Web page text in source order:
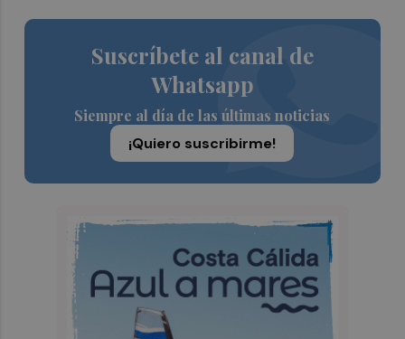
Suscríbete al canal de
Whatsapp
Siempre al día de las últimas noticias
¡Quiero suscribirme!